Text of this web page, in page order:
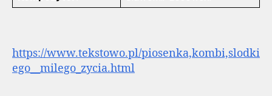
https://www.tekstowo.pl/piosenka,kombi,slodki
ego__milego_zycia.html